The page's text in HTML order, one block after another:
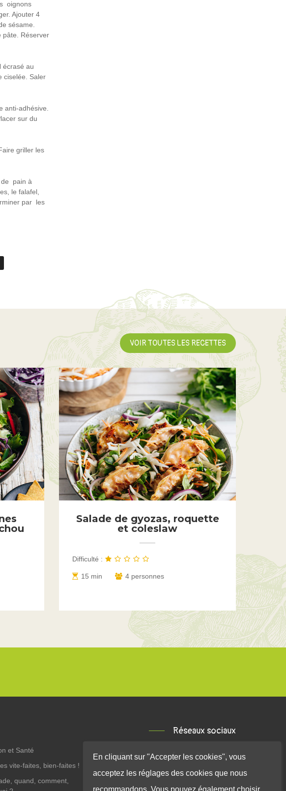
oignons
Ajouter 4
sésame.
pâte. Réserver
écrasé au
ciselée. Saler
anti-adhésive.
sur du
griller les
de pain à
le falafel,
par les
VOIR TOUTES LES RECETTES
Salade de gyozas, roquette
et coleslaw
Difficulté :
15 min 4 personnes
et Santé
vite-faites, bien-faites !
quand, comment,
Réseaux sociaux
En cliquant sur "Accepter les cookies", vous
acceptez les réglages des cookies que nous
recommandons. Vous pouvez également choisir